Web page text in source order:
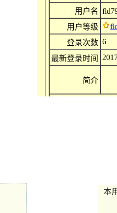
用户名
用户等级
登录次数 6
最新登录时间
简介
本